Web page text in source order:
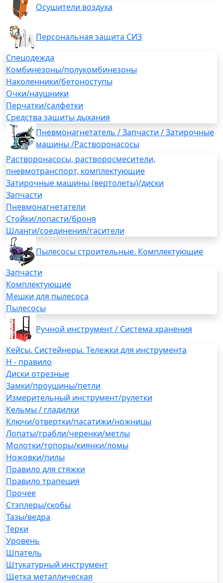
Осушители воздуха
Персональная защита СИЗ
Спецодежда
Комбинезоны/полукомбинезоны
Наколенники/бетоноступы
Очки/наушники
Перчатки/салфетки
Средства защиты дыхания
Пневмонагнетатель / Запчасти / Затирочные
машины /Растворонасосы
Растворонасосы, растворосмесители,
пневмотранспорт, комплектующие
Затирочные машины (вертолеты)/диски
Запчасти
Пневмонагнетатели
Стойки/лопасти/броня
Шланги/соединения/гасители
Пылесосы строительные. Комплектующие
Запчасти
Комплектующие
Мешки для пылесоса
Пылесосы
Ручной инструмент / Система хранения
Кейсы. Систейнеры. Тележки для инструмента
H - правило
Диски отрезные
Замки/проушины/петли
Измерительный инструмент/рулетки
Кельмы / гладилки
Ключи/отвертки/пасатижи/ножницы
Лопаты/грабли/черенки/метлы
Молотки/топоры/киянки/ломы
Ножовки/пилы
Правило для стяжки
Правило трапеция
Прочее
Стэплеры/скобы
Тазы/ведра
Терки
Уровень
Шпатель
Штукатурный инструмент
Щетка металлическая